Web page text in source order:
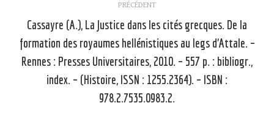
article
PRÉCÉDENT
Article
précédent
:
Cassayre (A.), La Justice dans les cités grecques. De la
formation des royaumes hellénistiques au legs d’Attale. –
Rennes : Presses Universitaires, 2010. – 557 p. : bibliogr.,
index. – (Histoire, ISSN : 1255.2364). – ISBN :
978.2.7535.0983.2.